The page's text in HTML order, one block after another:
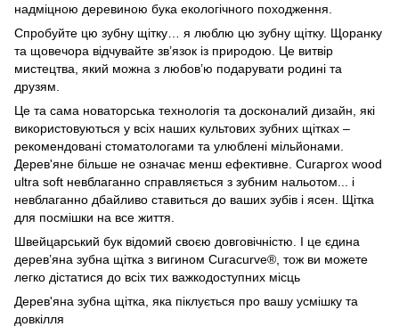
надміцною деревиною бука екологічного походження.
Спробуйте цю зубну щітку… я люблю цю зубну щітку. Щоранку
та щовечора відчувайте зв’язок із природою. Це витвір
мистецтва, який можна з любов’ю подарувати родині та
друзям.
Це та сама новаторська технологія та досконалий дизайн, які
використовуються у всіх наших культових зубних щітках –
рекомендовані стоматологами та улюблені мільйонами.
Дерев'яне більше не означає менш ефективне. Curaprox wood
ultra soft невблаганно справляється з зубним нальотом... і
невблаганно дбайливо ставиться до ваших зубів і ясен. Щітка
для посмішки на все життя.
Швейцарський бук відомий своєю довговічністю. І це єдина
дерев’яна зубна щітка з вигином Curacurve®, тож ви можете
легко дістатися до всіх тих важкодоступних місць
Дерев'яна зубна щітка, яка піклується про вашу усмішку та
довкілля